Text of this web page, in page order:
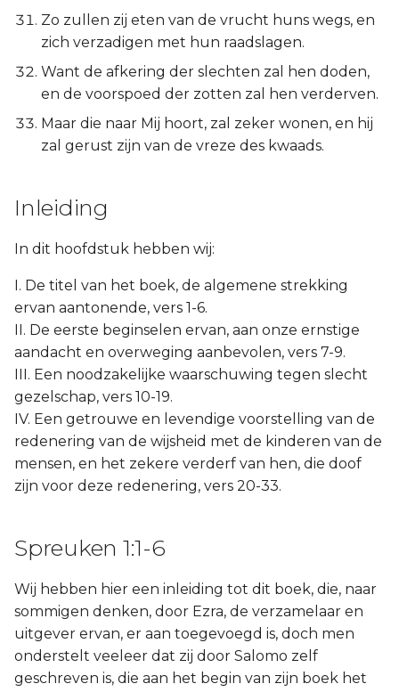
Zo zullen zij eten van de vrucht huns wegs, en
zich verzadigen met hun raadslagen.
Want de afkering der slechten zal hen doden,
en de voorspoed der zotten zal hen verderven.
Maar die naar Mij hoort, zal zeker wonen, en hij
zal gerust zijn van de vreze des kwaads.
Inleiding
In dit hoofdstuk hebben wij:
I. De titel van het boek, de algemene strekking
ervan aantonende, vers 1-6.
II. De eerste beginselen ervan, aan onze ernstige
aandacht en overweging aanbevolen, vers 7-9.
III. Een noodzakelijke waarschuwing tegen slecht
gezelschap, vers 10-19.
IV. Een getrouwe en levendige voorstelling van de
redenering van de wijsheid met de kinderen van de
mensen, en het zekere verderf van hen, die doof
zijn voor deze redenering, vers 20-33.
Spreuken 1:1-6
Wij hebben hier een inleiding tot dit boek, die, naar
sommigen denken, door Ezra, de verzamelaar en
uitgever ervan, er aan toegevoegd is, doch men
onderstelt veeleer dat zij door Salomo zelf
geschreven is, die aan het begin van zijn boek het